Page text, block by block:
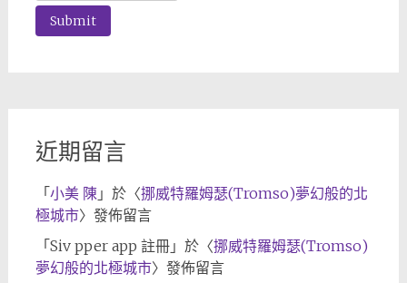
近期留言
「小美 陳 」於〈挪威特羅姆瑟(Tromso)夢幻般的北
極城市〉發佈留言
「Siv pper app 註冊」於〈挪威特羅姆瑟(Tromso)
夢幻般的北極城市〉發佈留言